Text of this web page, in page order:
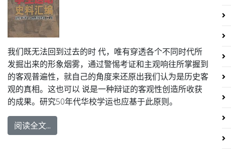
我们既无法回到过去的时 代，唯有穿透各个不同时代所
发掘出来的形象烟雾，通过警惕考证和主观响往所掌握到
的客观普遍性，就自己的角度来还原出我们认为是历史客
观的真相。这也可以 说是一种辩证的客观性创造所收获
的成果。研究50年代华校学运也应基于此原则。
阅读全文...